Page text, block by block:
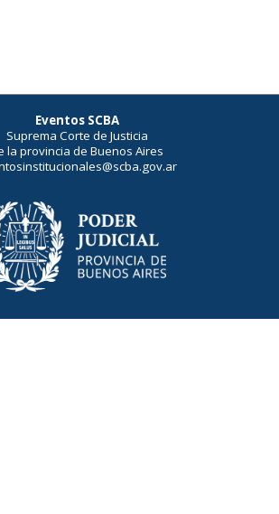
Eventos SCBA
Suprema Corte de Justicia
la provincia de Buenos Aires